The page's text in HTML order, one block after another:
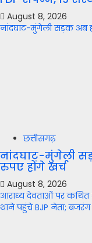
August 8, 2026
नांदघाट-मुंगेली सड़क अब
छत्तीसगढ़
नांदघाट-मुंगेली
रुपए होंगे खर्च
August 8, 2026
आराध्य देवताओं पर कथित
थाने पहुंचे BJP नेता;